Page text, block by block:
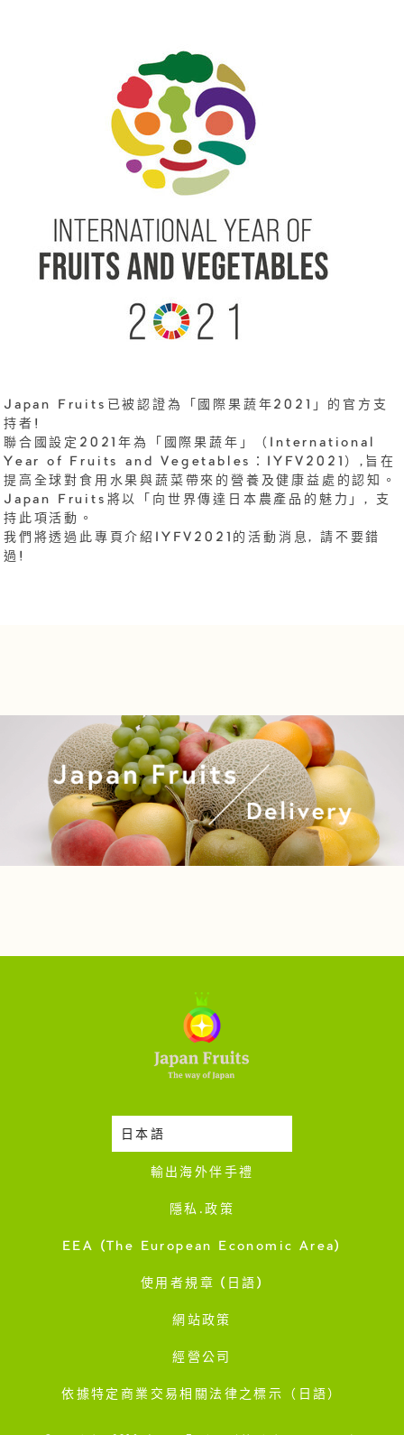
Japan Fruits已被認證為「國際果蔬年2021」的官方支
持者!
聯合國設定2021年為「國際果蔬年」（International
Year of Fruits and Vegetables：IYFV2021）,旨在
提高全球對食用水果與蔬菜帶來的營養及健康益處的認知。
Japan Fruits將以「向世界傳達日本農產品的魅力」, 支
持此項活動。
我們將透過此專頁介紹IYFV2021的活動消息, 請不要錯
過!
日本語時令蔬果收成表
輸出海外伴手禮
隱私·政策
EEA (The European Economic Area)
使用者規章 (日語)
網站政策
經營公司
依據特定商業交易相關法律之標示（日語）